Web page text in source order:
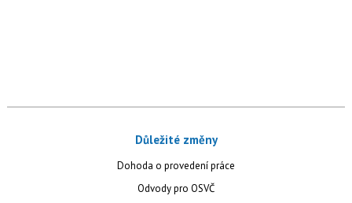
Důležité změny
Dohoda o provedení práce
Odvody pro OSVČ